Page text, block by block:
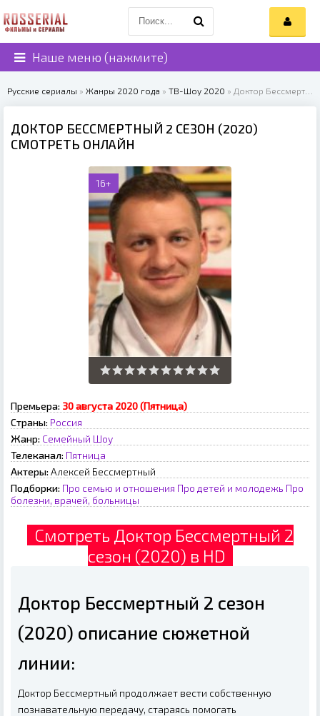
Наше меню (нажмите)
Русские сериалы » Жанры 2020 года » ТВ-Шоу 2020 » Доктор Бессмертный 2 сезон (2020)
ДОКТОР БЕССМЕРТНЫЙ 2 СЕЗОН (2020)
СМОТРЕТЬ ОНЛАЙН
16+
Премьера: 30 августа 2020 (Пятница)
Страны: Россия
Жанр: Семейный Шоу
Телеканал: Пятница
Актеры: Алексей Бессмертный
Подборки: Про семью и отношения Про детей и молодежь Про
болезни, врачей, больницы
Смотреть Доктор Бессмертный 2
сезон (2020) в HD
Доктор Бессмертный 2 сезон
(2020) описание сюжетной
линии:
Доктор Бессмертный продолжает вести собственную
познавательную передачу, стараясь помогать